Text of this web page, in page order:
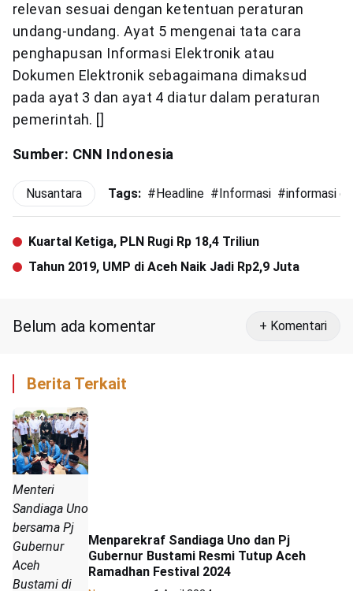
relevan sesuai dengan ketentuan peraturan
undang-undang. Ayat 5 mengenai tata cara
penghapusan Informasi Elektronik atau
Dokumen Elektronik sebagaimana dimaksud
pada ayat 3 dan ayat 4 diatur dalam peraturan
pemerintah. []
Sumber: CNN Indonesia
Nusantara Tags: #Headline #Informasi #informasi
Kuartal Ketiga, PLN Rugi Rp 18,4 Triliun
Tahun 2019, UMP di Aceh Naik Jadi Rp2,9 Juta
Belum ada komentar + Komentari
Berita Terkait
Menteri
Sandiaga Uno
bersama Pj
Gubernur
Aceh
Bustami di
Menparekraf Sandiaga Uno dan Pj
Gubernur Bustami Resmi Tutup Aceh
Ramadhan Festival 2024